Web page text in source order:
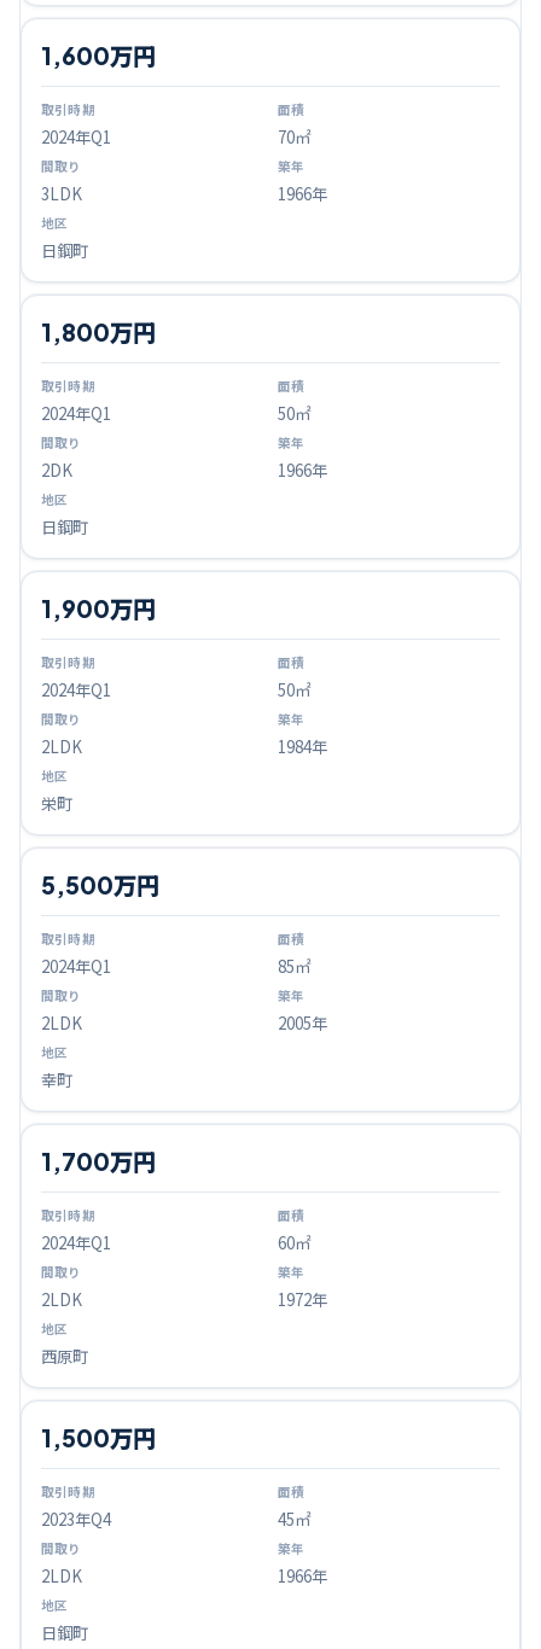
2024年Q1
1,600万円
70㎡
3LDK 1966年
日鋼町
2024年Q1
1,800万円
50㎡
2DK 1966年
日鋼町
2024年Q1
1,900万円
50㎡
2LDK 1984年
栄町
2024年Q1
5,500万円
85㎡
2LDK 2005年
幸町
2024年Q1
1,700万円
60㎡
2LDK 1972年
西原町
2023年Q4
1,500万円
45㎡
2LDK 1966年
日鋼町